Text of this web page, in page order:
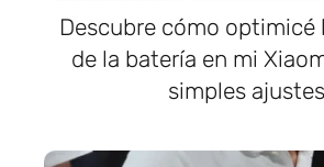
Descubre cómo optimicé
de la batería en mi
simples ajustes